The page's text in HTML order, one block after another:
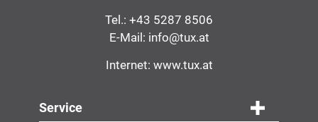
Tel.: +43 5287 8506
E-Mail: info@tux.at
Internet: www.tux.at
Navigation
Service